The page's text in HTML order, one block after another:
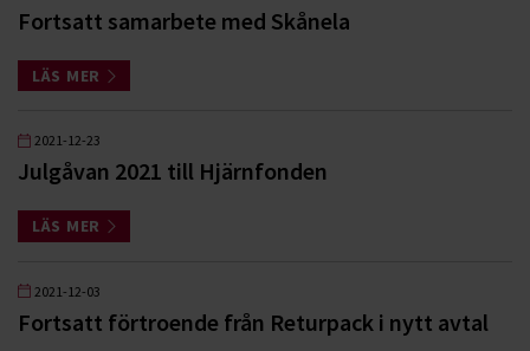
Fortsatt samarbete med Skånela
LÄS MER
2021-12-23
Julgåvan 2021 till Hjärnfonden
LÄS MER
2021-12-03
Fortsatt förtroende från Returpack i nytt avtal